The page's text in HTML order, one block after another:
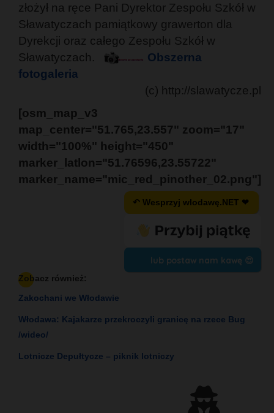
złożył na ręce Pani Dyrektor Zespołu Szkół w
Sławatyczach pamiątkowy grawerton dla
Dyrekcji oraz całego Zespołu Szkół w
Sławatyczach.
Obszerna
fotogaleria
(c) http://slawatycze.pl
[osm_map_v3
map_center="51.765,23.557" zoom="17"
width="100%" height="450"
marker_latlon="51.76596,23.55722"
marker_name="mic_red_pinother_02.png"]
↶ Wesprzyj wlodawę.NET ❤
lub postaw nam kawę 😍
Zobacz również:
Zakochani we Włodawie
Włodawa: Kajakarze przekroczyli granicę na rzece Bug
/wideo/
Lotnicze Depułtycze – piknik lotniczy